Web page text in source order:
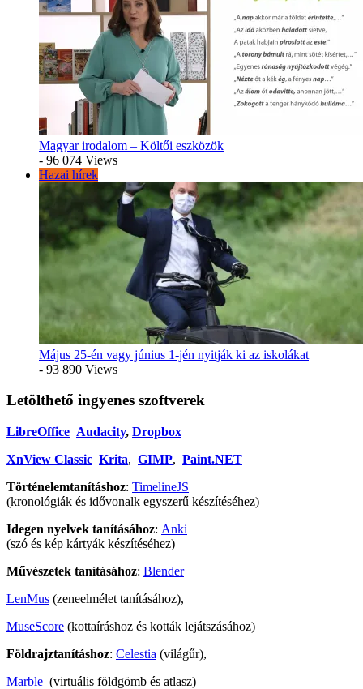
Magyar irodalom – Költői eszközök
- 96 074 Views
Hazai hírek
Május 25-én vagy június 1-jén nyitják ki az iskolákat
- 93 890 Views
Letölthető ingyenes szoftverek
LibreOffice Audacity, Dropbox
XnView Classic Krita, GIMP, Paint.NET
Történelemtanításhoz: TimelineJS
(kronológiák és idővonalk egyszerű készítéséhez)
Idegen nyelvek tanításához: Anki
(szó és kép kártyák készítéséhez)
Művészetek tanításához: Blender
LenMus (zeneelmélet tanításához),
MuseScore (kottaíráshoz és kották lejátszásához)
Földrajztanításhoz: Celestia (világűr),
Marble (virtuális földgömb és atlasz)